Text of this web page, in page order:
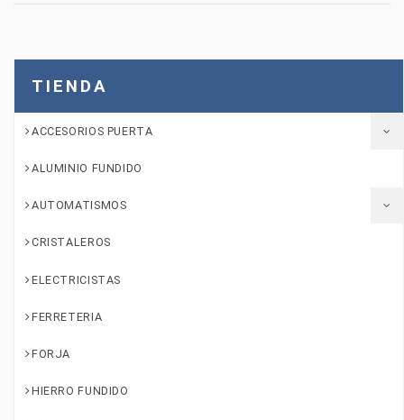
TIENDA
ACCESORIOS PUERTA
ALUMINIO FUNDIDO
AUTOMATISMOS
CRISTALEROS
ELECTRICISTAS
FERRETERIA
FORJA
HIERRO FUNDIDO